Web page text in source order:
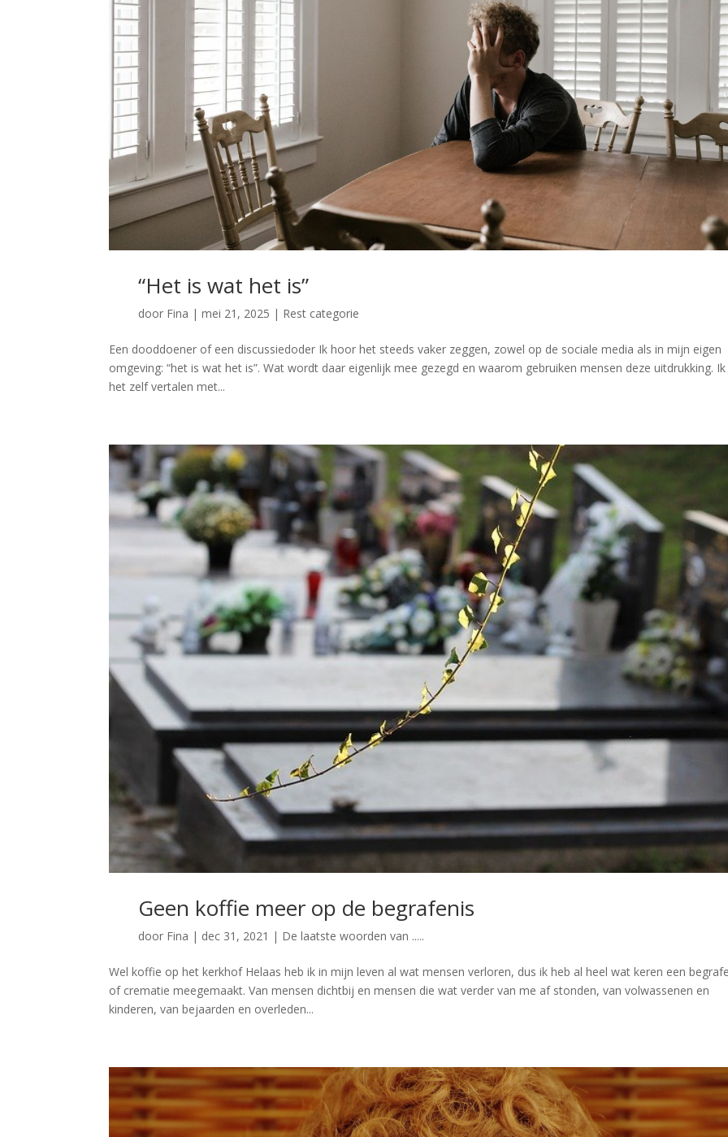
“Het is wat het is”
door Fina |mei 21, 2025 | Rest categorie
Een dooddoener of een discussiedoder Ik hoor het steeds vaker zeggen, zowel op de sociale media als in mijn eigen
omgeving: “het is wat het is”. Wat wordt daar eigenlijk mee gezegd en waarom gebruiken mensen deze uitdrukking.
het zelf vertalen met...
Geen koffie meer op de begrafenis
door Fina | dec 31, 2021 | De laatste woorden van .....
Wel koffie op het kerkhof Helaas heb ik in mijn leven al wat mensen verloren, dus ik heb al heel wat keren een
of crematie meegemaakt. Van mensen dichtbij en mensen die wat verder van me af stonden, van volwassenen en
kinderen, van bejaarden en overleden...